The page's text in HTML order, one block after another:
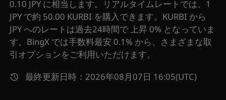
0.10 JPY に相当します。リアルタイムレートでは、1
JPY で約 50.00 KURBI を購入できます。KURBI から
JPY へのレートは過去24時間で 上昇 0% となっていま
す。BingX では手数料最安 0.1% から、さまざまな取
引オプションをご利用いただけます。
最終更新日時：2026年08月07日 16:05(UTC)